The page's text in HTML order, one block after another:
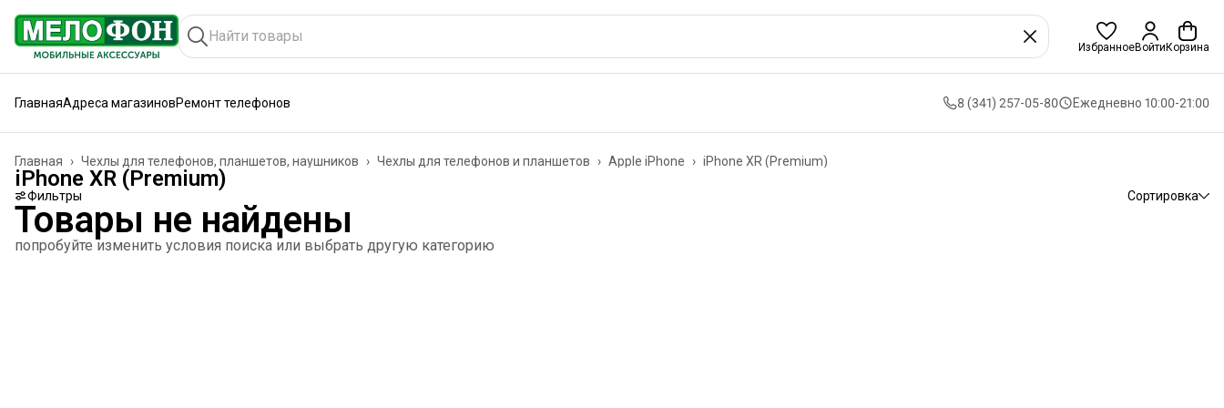
ИзбранноеВойти Корзина
ГлавнаяАдреса магазиновРемонт телефонов 8 (341) 257-05-80 Ежедневно 10:00-21:00
iPhone XR (Premium)
Apple iPhone ›
Чехлы для телефонов и планшетов ›
Чехлы для телефонов, планшетов, наушников ›
Главная ›
iPhone XR (Premium)
Фильтры Сортировка
Товары не найдены
попробуйте изменить условия поиска или выбрать другую категорию